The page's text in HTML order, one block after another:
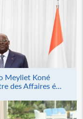
Meyliet Koné
des Affaires é...